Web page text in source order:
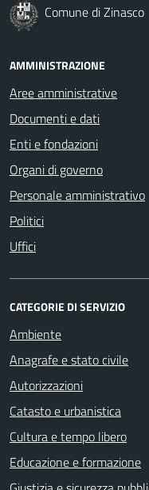
Comune di Zinasco
AMMINISTRAZIONE
Aree amministrative
Documenti e dati
Enti e fondazioni
Organi di governo
Personale amministrativo
Politici
Uffici
CATEGORIE DI SERVIZIO
Ambiente
Anagrafe e stato civile
Autorizzazioni
Catasto e urbanistica
Cultura e tempo libero
Educazione e formazione